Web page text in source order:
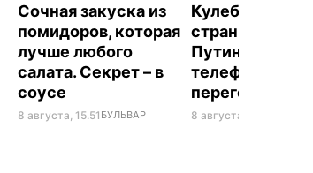
Сочная закуска из
помидоров, которая
лучше любого
салата. Секрет – в
соусе
8 августа, 15.51 БУЛЬВАР
Кулеба
странной
Путина вести
телефонные
переговоры
8 августа, 10.25